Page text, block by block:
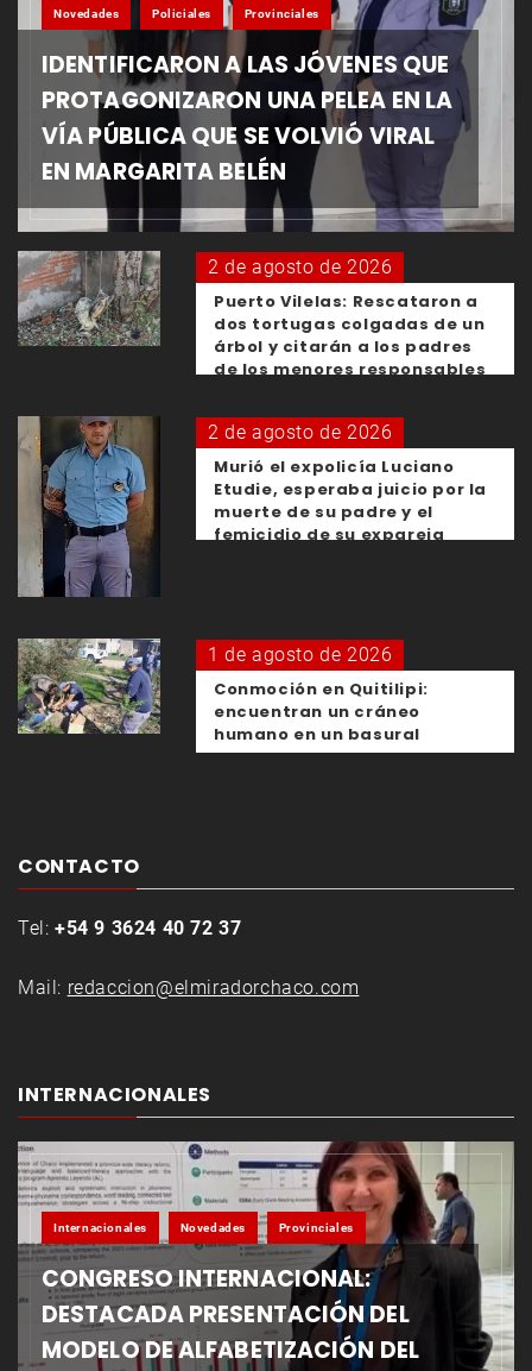
Novedades Policiales Provinciales
IDENTIFICARON A LAS JÓVENES QUE
PROTAGONIZARON UNA PELEA EN LA
VÍA PÚBLICA QUE SE VOLVIÓ VIRAL
EN MARGARITA BELÉN
2 de agosto de 2026
Puerto Vilelas: Rescataron a
dos tortugas colgadas de un
árbol y citarán a los padres
de los menores responsables
2 de agosto de 2026
Murió el expolicía Luciano
Etudie, esperaba juicio por la
muerte de su padre y el
femicidio de su expareja
1 de agosto de 2026
Conmoción en Quitilipi:
encuentran un cráneo
humano en un basural
CONTACTO
Tel: +54 9 3624 40 72 37
Mail: redaccion@elmiradorchaco.com
INTERNACIONALES
Internacionales Novedades Provinciales
CONGRESO INTERNACIONAL:
DESTACADA PRESENTACIÓN DEL
MODELO DE ALFABETIZACIÓN DEL